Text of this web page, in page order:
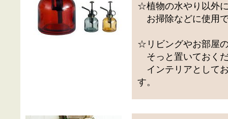
☆植物の水やり以外
お掃除などに使用
☆リビングやお部屋
そっと置いておく
インテリアとして
す。